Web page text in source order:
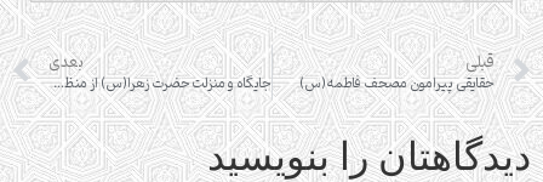
قبلی
حقایقی پیرامون مصحف فاطمه(س)
بعدی
جایگاه و منزلت حضرت زهرا(س) از منظر اهل سنت
دیدگاهتان را بنویسید